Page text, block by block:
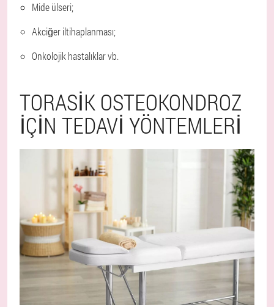
Mide ülseri;
Akciğer iltihaplanması;
Onkolojik hastalıklar vb.
TORASIK OSTEOKONDROZ
IÇIN TEDAVI YÖNTEMLERI